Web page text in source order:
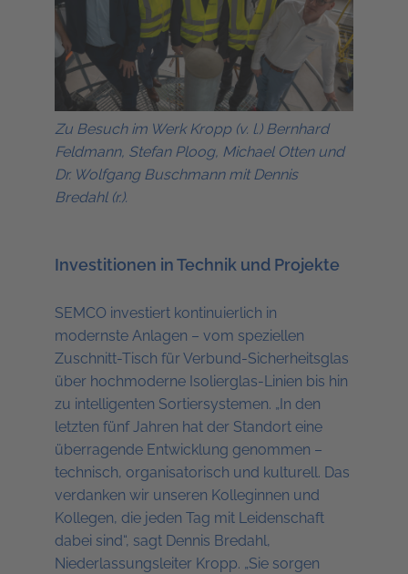
Zu Besuch im Werk Kropp (v. l.) Bernhard
Feldmann, Stefan Ploog, Michael Otten und
Dr. Wolfgang Buschmann mit Dennis
Bredahl (r.).
Investitionen in Technik und Projekte
SEMCO investiert kontinuierlich in
modernste Anlagen – vom speziellen
Zuschnitt-Tisch für Verbund-Sicherheitsglas
über hochmoderne Isolierglas-Linien bis hin
zu intelligenten Sortiersystemen. „In den
letzten fünf Jahren hat der Standort eine
überragende Entwicklung genommen –
technisch, organisatorisch und kulturell. Das
verdanken wir unseren Kolleginnen und
Kollegen, die jeden Tag mit Leidenschaft
dabei sind“, sagt Dennis Bredahl,
Niederlassungsleiter Kropp. „Sie sorgen